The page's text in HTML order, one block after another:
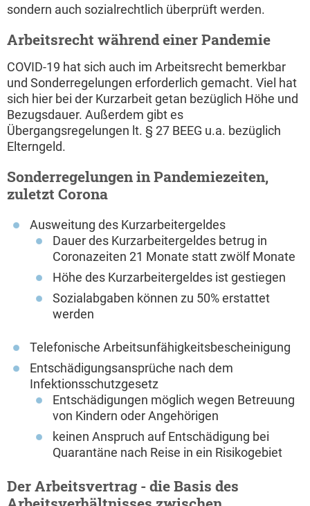
sondern auch sozialrechtlich überprüft werden.
Arbeitsrecht während einer Pandemie
COVID-19 hat sich auch im Arbeitsrecht bemerkbar
und Sonderregelungen erforderlich gemacht. Viel hat
sich hier bei der Kurzarbeit getan bezüglich Höhe und
Bezugsdauer. Außerdem gibt es
Übergangsregelungen lt. § 27 BEEG u.a. bezüglich
Elterngeld.
Sonderregelungen in Pandemiezeiten,
zuletzt Corona
Ausweitung des Kurzarbeitergeldes
Dauer des Kurzarbeitergeldes betrug in
Coronazeiten 21 Monate statt zwölf Monate
Höhe des Kurzarbeitergeldes ist gestiegen
Sozialabgaben können zu 50% erstattet
werden
Telefonische Arbeitsunfähigkeitsbescheinigung
Entschädigungsansprüche nach dem
Infektionsschutzgesetz
Entschädigungen möglich wegen Betreuung
von Kindern oder Angehörigen
keinen Anspruch auf Entschädigung bei
Quarantäne nach Reise in ein Risikogebiet
Der Arbeitsvertrag - die Basis des